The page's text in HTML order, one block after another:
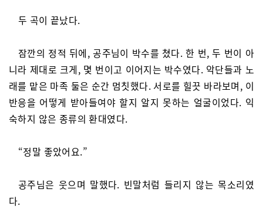
두 곡이 끝났다.
잠깐의 정적 뒤에, 공주님이 박수를 쳤다. 한 번, 두 번이 아
니라 제대로 크게, 몇 번이고 이어지는 박수였다. 악단들과 노
래를 맡은 마족 둘은 순간 멈칫했다. 서로를 힐끗 바라보며, 이
반응을 어떻게 받아들여야 할지 알지 못하는 얼굴이었다. 익
숙하지 않은 종류의 환대였다.
“정말 좋았어요.”
공주님은 웃으며 말했다. 빈말처럼 들리지 않는 목소리였
다.